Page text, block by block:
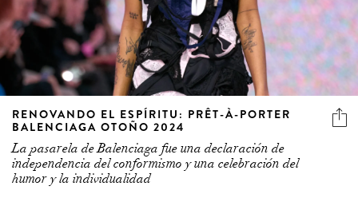
RENOVANDO EL ESPÍRITU: PRÊT-À-PORTER
BALENCIAGA OTOÑO 2024
La pasarela de Balenciaga fue una declaración de
independencia del conformismo y una celebración del
humor y la individualidad